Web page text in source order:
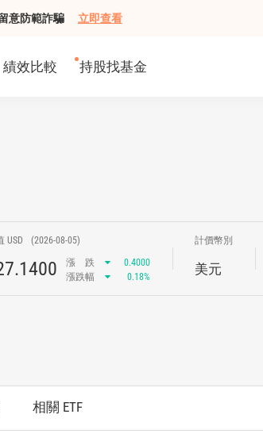
意防範詐騙 立即查看
績效比較 持股找基金
USD (2026-08-05)
漲 跌
0.4000
漲跌幅
0.18%
計價幣別
美元
相關 ETF